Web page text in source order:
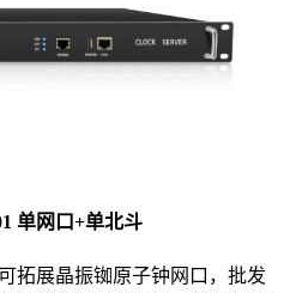
单网口+单北斗
拓展晶振铷原子钟网口，批发